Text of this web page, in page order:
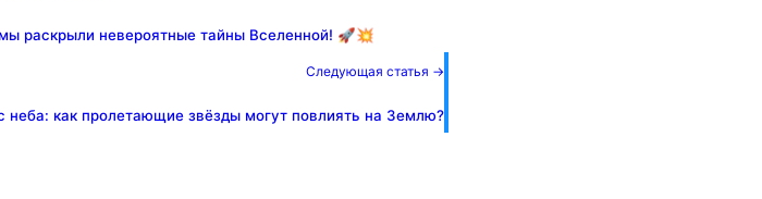
раскрыли невероятные тайны Вселенной! 🚀💥
Следующая статья →
неба: как пролетающие звёзды могут повлиять на Землю?